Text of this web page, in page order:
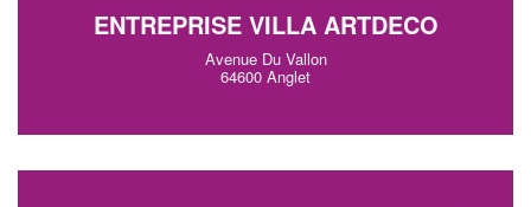
ENTREPRISE VILLA ARTDECO
Avenue Du Vallon
64600 Anglet